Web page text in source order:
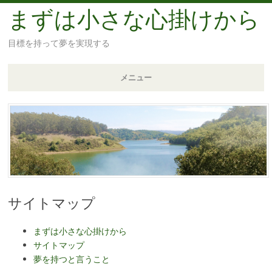
まずは小さな心掛けから
目標を持って夢を実現する
メニュー
コ
ン
テ
ン
ツ
移
動
サイトマップ
まずは小さな心掛けから
サイトマップ
夢を持つと言うこと